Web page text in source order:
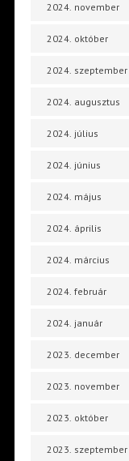
2024. november
2024. október
2024. szeptember
2024. augusztus
2024. július
2024. június
2024. május
2024. április
2024. március
2024. február
2024. január
2023. december
2023. november
2023. október
2023. szeptember